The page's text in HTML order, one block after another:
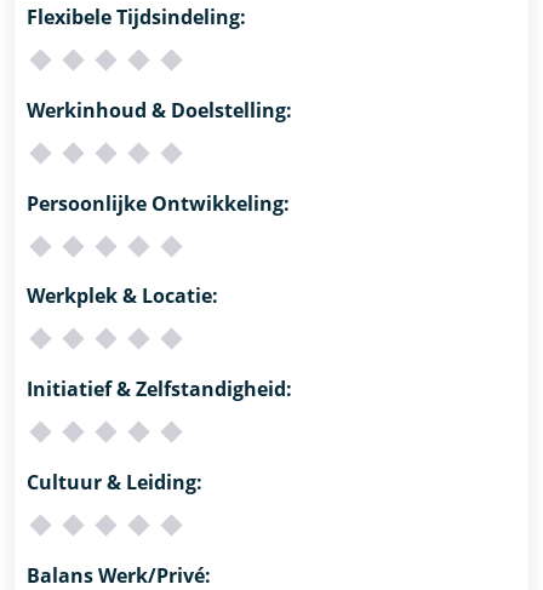
Flexibele Tijdsindeling:
Werkinhoud & Doelstelling:
Persoonlijke Ontwikkeling:
Werkplek & Locatie:
Initiatief & Zelfstandigheid:
Cultuur & Leiding:
Balans Werk/Privé: